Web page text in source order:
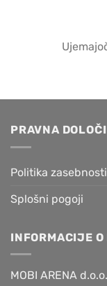
PRAVNA
Politika zasebnosti
Splošni pogoji
INFORMACIJE
MOBI ARENA d.o.o.